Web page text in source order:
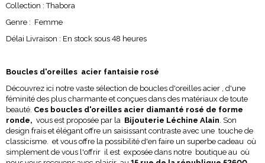
Collection : Thabora
Genre : Femme
Délai Livraison : En stock sous 48 heures
Boucles d'oreilles acier fantaisie rosé
Découvrez ici notre vaste sélection de boucles d'oreilles acier , d'une
féminité des plus charmante et conçues dans des matériaux de toute
beauté. Ces boucles d'oreilles acier diamanté rosé de forme
ronde, vous est proposée par la Bijouterie Léchine Alain . Son
design frais et élégant offre un saisissant contraste avec une touche de
classicisme. et vous offre la possibilité d'en faire un superbe cadeau où
simplement de vous l'offrir il est exposée dans notre boutique au où